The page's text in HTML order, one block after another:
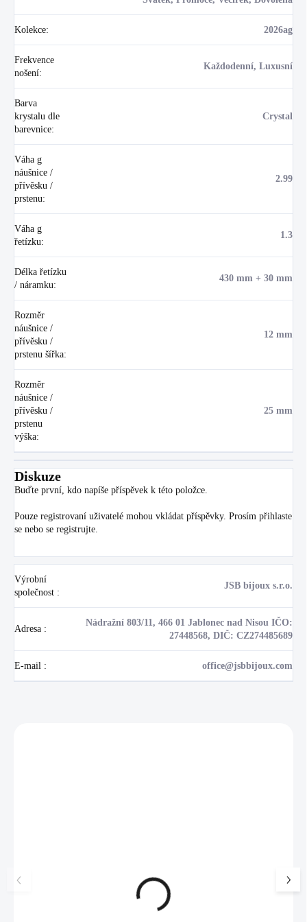
Kolekce: 2026ag
Frekvence
nošení:
Každodenní, Luxusní
Barva
krystalu dle
barevnice:
Crystal
Váha g
náušnice /
přívěsku /
prstenu:
2.99
Váha g
řetízku:
1.3
Délka řetízku
/ náramku:
430 mm + 30 mm
Rozměr
náušnice /
přívěsku /
prstenu šířka:
12 mm
Rozměr
náušnice /
přívěsku /
prstenu
výška:
25 mm
Diskuze
Buďte první, kdo napíše příspěvek k této položce.
Pouze registrovaní uživatelé mohou vkládat příspěvky. Prosím přihlaste
se nebo se registrujte
Výrobní
společnost :
JSB bijoux s.r.o.
Adresa :
Nádražní 803/11, 466 01 Jablonec nad Nisou IČO:
27448568, DIČ: CZ274485689
E-mail : office@jsbbijoux.com